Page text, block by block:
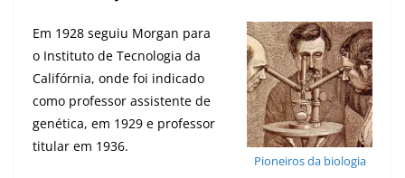
Pioneiros da biologia
Em 1928 seguiu Morgan para
o Instituto de Tecnologia da
Califórnia, onde foi indicado
como professor assistente de
genética, em 1929 e professor
titular em 1936.